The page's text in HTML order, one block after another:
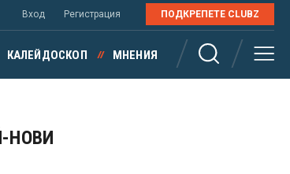
Вход Регистрация ПОДКРЕПЕТЕ CLUBZ
КАЛЕЙДОСКОП МНЕНИЯ
НОВИ